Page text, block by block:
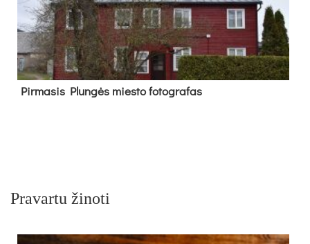
Pir­ma­sis Plun­gės mies­to fo­tog­ra­fas
Pravartu žinoti